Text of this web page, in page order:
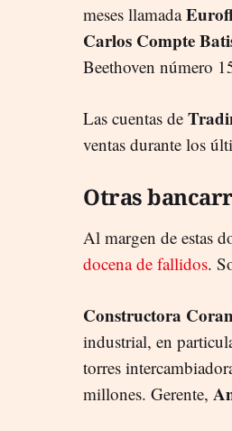
meses llamada
Carlos Compte
Beethoven número
Las cuentas de
ventas durante los
Otras
Al margen de estas
docena de fallidos.
Constructora
industrial, en
torres
millones. Gerente,